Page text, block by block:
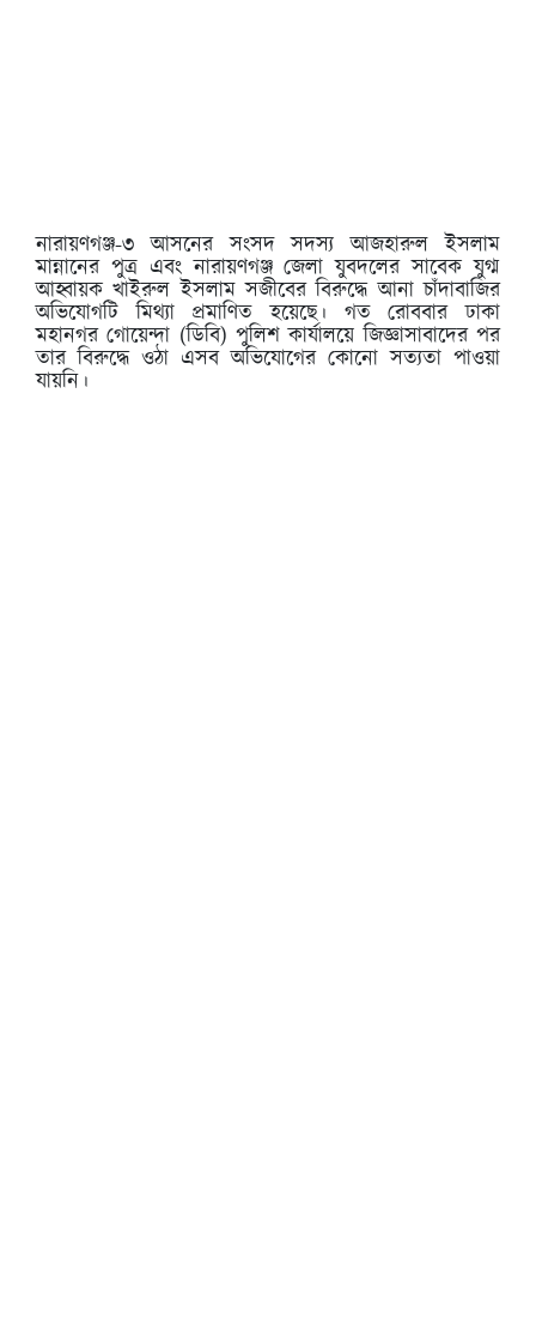
নারায়ণগঞ্জ-৩ আসনের সংসদ সদস্য আজহারুল ইসলাম
মান্নানের পুত্র এবং নারায়ণগঞ্জ জেলা যুবদলের সাবেক যুগ্ম
আহ্বায়ক খাইরুল ইসলাম সজীবের বিরুদ্ধে আনা চাঁদাবাজির
অভিযোগটি মিথ্যা প্রমাণিত হয়েছে। গত রোববার ঢাকা
মহানগর গোয়েন্দা (ডিবি) পুলিশ কার্যালয়ে জিজ্ঞাসাবাদের পর
তার বিরুদ্ধে ওঠা এসব অভিযোগের কোনো সত্যতা পাওয়া
যায়নি।